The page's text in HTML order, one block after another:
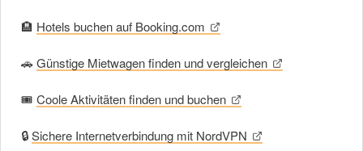
🏨 Hotels buchen auf Booking.com
🚗 Günstige Mietwagen finden und vergleichen
🎟 Coole Aktivitäten finden und buchen
🔒Sichere Internetverbindung mit NordVPN